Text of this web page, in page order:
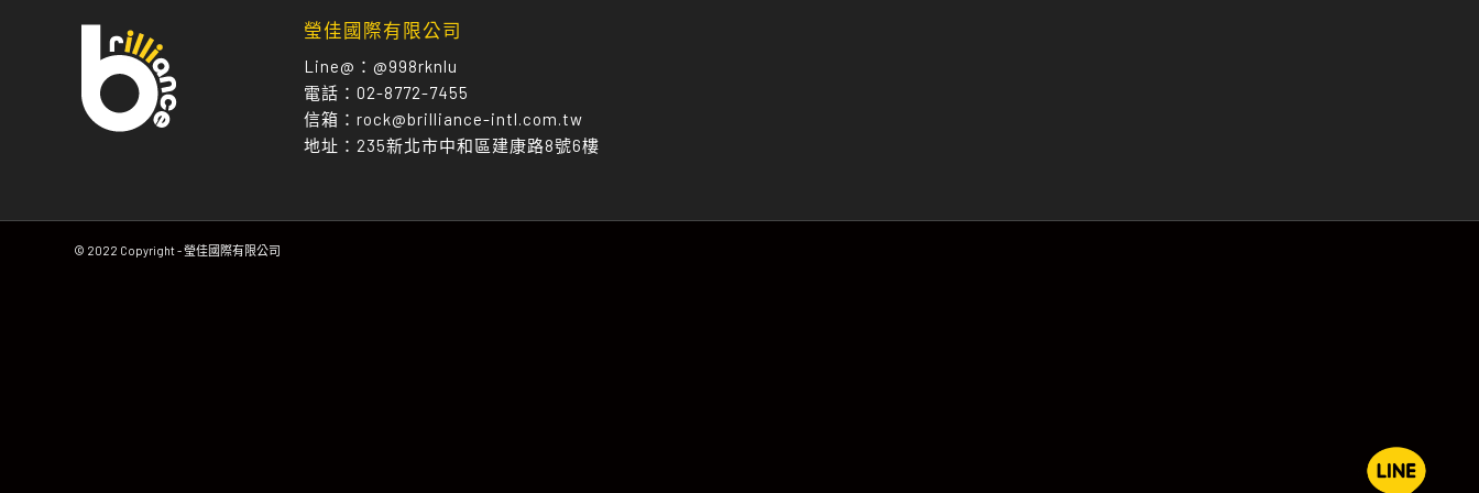
瑩佳國際有限公司
Line@： @998rknlu
電話：02-8772-7455
信箱：rock@brilliance-intl.com.tw
地址： 235新北市中和區建康路8號6樓
© 2022 Copyright - 瑩佳國際有限公司